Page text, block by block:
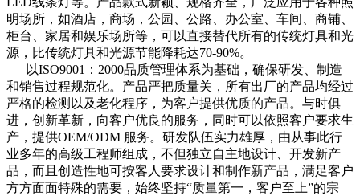
明场所，如酒店，商场，公园、公路、办公室、车间、商铺、
柜台、家居和娱乐场所等，可以直接替代所有的传统灯具和光
源，比传统灯具和光源节能降耗达70-90%。
以ISO9001：2000品质管理体系为基础，确保研发、制造
和销售过程规范化。产品严把质量关，所有出厂的产品均经过
严格的检测以及老化程序，为客户提供优质的产品。与时俱
进，创新革新，向客户优良的服务，同时可以依照客户要求生
产，提供OEM/ODM 服务。研发队伍实力雄厚，由从事此行
业多年的高级工程师组成，不但独立自主地设计、开发新产
品，而且创造性地可按客人要求设计和制作新产品，满足客户
方方面面特殊的需要，始终坚持“质量第一，客户至上”的宗